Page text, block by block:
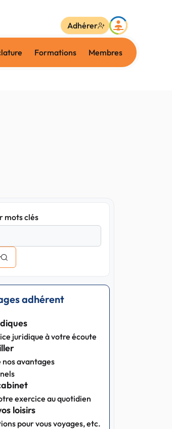
Formations Membres
Adhérer
mots clés
adhérent
juridique à votre écoute
nos avantages
exercice au quotidien
loisirs
pour vous voyages, etc.